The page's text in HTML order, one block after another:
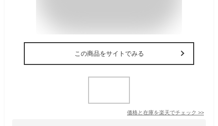
この商品をサイトでみる
価格と在庫を楽天でチェック >>